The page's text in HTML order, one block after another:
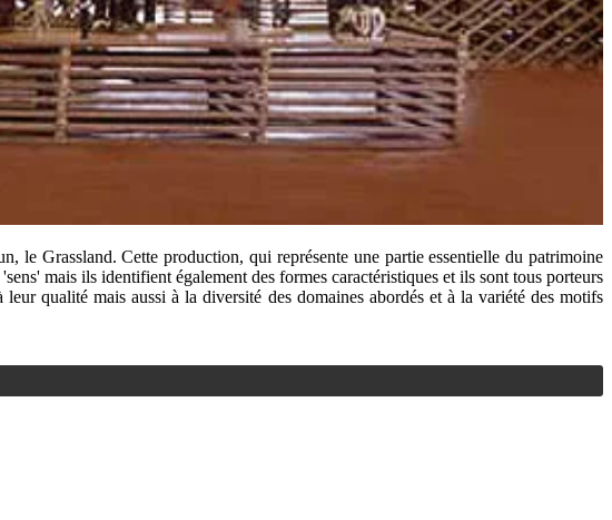
le Grassland. Cette production, qui représente une partie essentielle du patrimoine
mais ils identifient également des formes caractéristiques et ils sont tous porteurs
qualité mais aussi à la diversité des domaines abordés et à la variété des motifs